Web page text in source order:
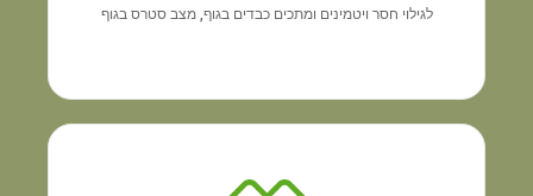
לגילוי חסר ויטמינים ומתכים כבדים בגוף, מצב סטרס בגוף